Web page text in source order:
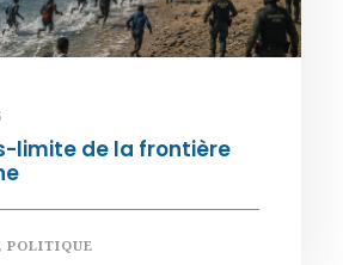
limite de la frontière
, POLITIQUE